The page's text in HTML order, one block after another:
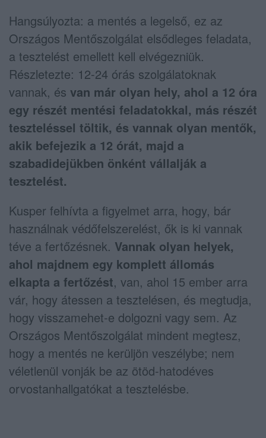
Hangsúlyozta: a mentés a legelső, ez az
Országos Mentőszolgálat elsődleges feladata,
a tesztelést emellett kell elvégezniük.
Részletezte: 12-24 órás szolgálatoknak
vannak, és van már olyan hely, ahol a 12 óra
egy részét mentési feladatokkal, más részét
teszteléssel töltik, és vannak olyan mentők,
akik befejezik a 12 órát, majd a
szabadidejükben önként vállalják a
tesztelést.
Kusper felhívta a figyelmet arra, hogy, bár
használnak védőfelszerelést, ők is ki vannak
téve a fertőzésnek. Vannak olyan helyek,
ahol majdnem egy komplett állomás
elkapta a fertőzést, van, ahol 15 ember arra
vár, hogy átessen a tesztelésen, és megtudja,
hogy visszamehet-e dolgozni vagy sem. Az
Országos Mentőszolgálat mindent megtesz,
hogy a mentés ne kerüljön veszélybe; nem
véletlenül vonják be az ötöd-hatodéves
orvostanhallgatókat a tesztelésbe.